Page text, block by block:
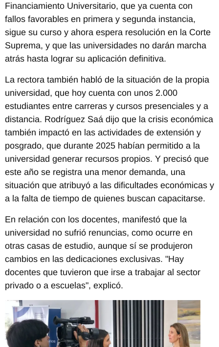
Financiamiento Universitario, que ya cuenta con
fallos favorables en primera y segunda instancia,
sigue su curso y ahora espera resolución en la Corte
Suprema, y que las universidades no darán marcha
atrás hasta lograr su aplicación definitiva.
La rectora también habló de la situación de la propia
universidad, que hoy cuenta con unos 2.000
estudiantes entre carreras y cursos presenciales y a
distancia. Rodríguez Saá dijo que la crisis económica
también impactó en las actividades de extensión y
posgrado, que durante 2025 habían permitido a la
universidad generar recursos propios. Y precisó que
este año se registra una menor demanda, una
situación que atribuyó a las dificultades económicas y
a la falta de tiempo de quienes buscan capacitarse.
En relación con los docentes, manifestó que la
universidad no sufrió renuncias, como ocurre en
otras casas de estudio, aunque sí se produjeron
cambios en las dedicaciones exclusivas. "Hay
docentes que tuvieron que irse a trabajar al sector
privado o a escuelas", explicó.